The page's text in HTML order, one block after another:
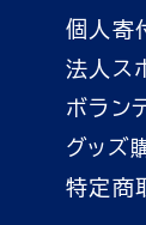
個人寄
法人ス
ボラン
グッズ
特定商